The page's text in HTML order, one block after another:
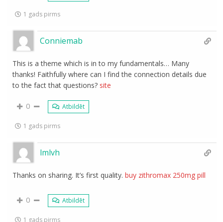
1 gads pirms
Conniemab
This is a theme which is in to my fundamentals… Many
thanks! Faithfully where can I find the connection details due
to the fact that questions? site
0 Atbildēt
1 gads pirms
lmlvh
Thanks on sharing. It’s first quality.buy zithromax 250mg pill
0 Atbildēt
1 gads pirms